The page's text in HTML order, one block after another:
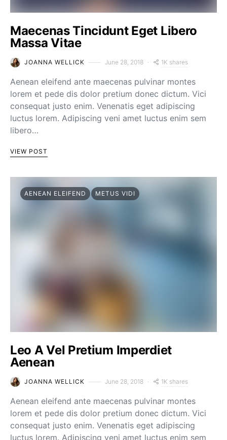
Maecenas Tincidunt Eget Libero
Massa Vitae
JOANNA WELLICK June 28, 2018 1K shares
Aenean eleifend ante maecenas pulvinar montes
lorem et pede dis dolor pretium donec dictum. Vici
consequat justo enim. Venenatis eget adipiscing
luctus lorem. Adipiscing veni amet luctus enim sem
libero…
VIEW POST
AENEAN ELEIFEND METUS VIDI
Leo A Vel Pretium Imperdiet
Aenean
JOANNA WELLICK June 28, 2018 1K shares
Aenean eleifend ante maecenas pulvinar montes
lorem et pede dis dolor pretium donec dictum. Vici
consequat justo enim. Venenatis eget adipiscing
luctus lorem. Adipiscing veni amet luctus enim sem